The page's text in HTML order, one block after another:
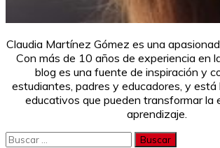
Claudia Martínez Gómez es una
Con más de 10 años de experiencia en
blog es una fuente de inspiración y
estudiantes, padres y educadores, y está
educativos que pueden transformar la
aprendizaje.
Buscar: